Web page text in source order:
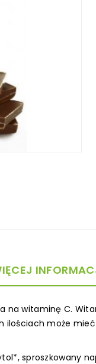
na witaminę C.
ilościach może
sproszkowany